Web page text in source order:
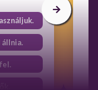
állnia.